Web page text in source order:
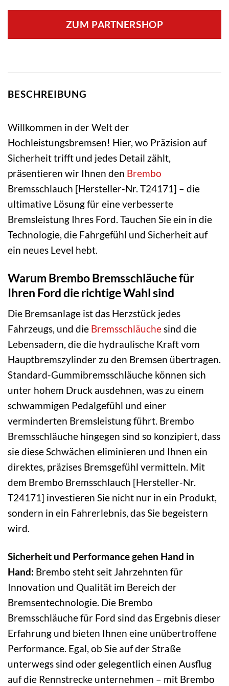
ZUM PARTNERSHOP
BESCHREIBUNG
Willkommen in der Welt der
Hochleistungsbremsen! Hier, wo Präzision auf
Sicherheit trifft und jedes Detail zählt,
präsentieren wir Ihnen den Brembo
Bremsschlauch [Hersteller-Nr. T24171] – die
ultimative Lösung für eine verbesserte
Bremsleistung Ihres Ford. Tauchen Sie ein in die
Technologie, die Fahrgefühl und Sicherheit auf
ein neues Level hebt.
Warum Brembo Bremsschläuche für
Ihren Ford die richtige Wahl sind
Die Bremsanlage ist das Herzstück jedes
Fahrzeugs, und die Bremsschläuchesind die
Lebensadern, die die hydraulische Kraft vom
Hauptbremszylinder zu den Bremsen übertragen.
Standard-Gummibremsschläuche können sich
unter hohem Druck ausdehnen, was zu einem
schwammigen Pedalgefühl und einer
verminderten Bremsleistung führt. Brembo
Bremsschläuche hingegen sind so konzipiert, dass
sie diese Schwächen eliminieren und Ihnen ein
direktes, präzises Bremsgefühl vermitteln. Mit
dem Brembo Bremsschlauch [Hersteller-Nr.
T24171] investieren Sie nicht nur in ein Produkt,
sondern in ein Fahrerlebnis, das Sie begeistern
wird.
Sicherheit und Performance gehen Hand in
Hand: Brembo steht seit Jahrzehnten für
Innovation und Qualität im Bereich der
Bremsentechnologie. Die Brembo
Bremsschläuche für Ford sind das Ergebnis dieser
Erfahrung und bieten Ihnen eine unübertroffene
Performance. Egal, ob Sie auf der Straße
unterwegs sind oder gelegentlich einen Ausflug
auf die Rennstrecke unternehmen – mit Brembo